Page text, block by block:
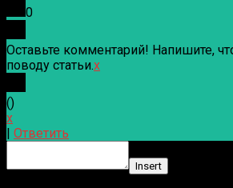
0
Оставьте комментарий! Напишите,
поводу статьи.x
()
x
Ответить
Insert